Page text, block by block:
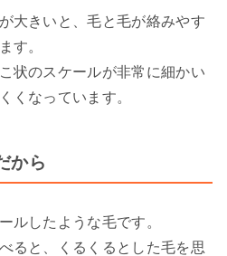
大きいと、毛と毛が絡みやす
す。
状のスケールが非常に細かい
くなっています。
から
ルしたような毛です。
ると、くるくるとした毛を思